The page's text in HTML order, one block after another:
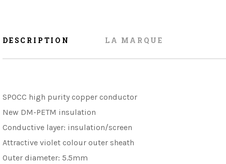
DESCRIPTION LA MARQUE
SPOCC high purity copper conductor
New DM-PETM insulation
Conductive layer: insulation/screen
Attractive violet colour outer sheath
Outer diameter: 5.5mm